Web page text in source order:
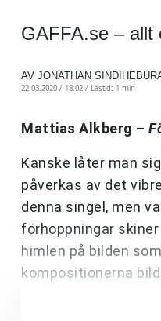
GAFFA.se – allt
AV JONATHAN
22.03.2020 / 18:02 / Lästid: 1 min
Mattias Alkberg –
Kanske låter man
påverkas av det
denna singel, men
förhoppningar
himlen på bilden
kompositionerna